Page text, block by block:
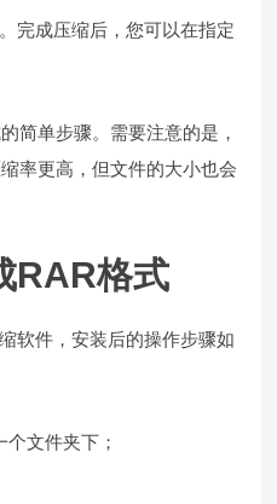
完成压缩后，您可以在指定
简单步骤。需要注意的是，
率更高，但文件的大小也会
RAR格式
软件，安装后的操作步骤如
文件夹下；